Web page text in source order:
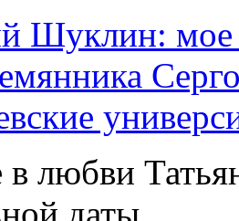
Шуклин: мое
в любви